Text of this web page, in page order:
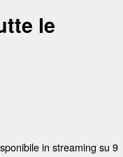
le
in streaming su 9